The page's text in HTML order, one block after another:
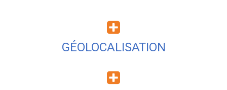
GÉOLOCALISATION